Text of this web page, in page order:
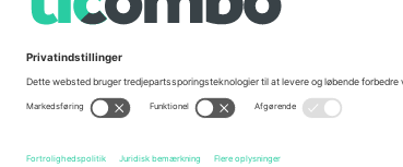
Regus Sofia City West, bul Totleben 53-55,
Av Chapultepec 360, Roma Norte,
© 2026 Ticombo. Alle rettigheder